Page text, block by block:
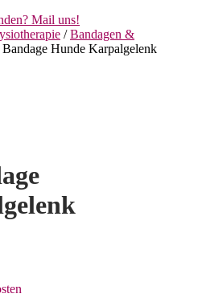
Mail uns!
/Bandagen &
Hunde Karpalgelenk